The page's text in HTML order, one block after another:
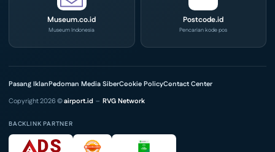
Museum.co.id
Museum Indonesia
Postcode.id
Pencarian kode pos
Pasang IklanPedoman Media SiberCookie PolicyContact Center
Copyright 2026 ©airport.id – RVG Network
BACKLINK PARTNER